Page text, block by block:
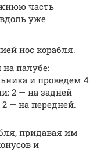
часть
уже
нос корабля.
палубе:
и проведем 4
2 — на задней
— на передней.
придавая им
и